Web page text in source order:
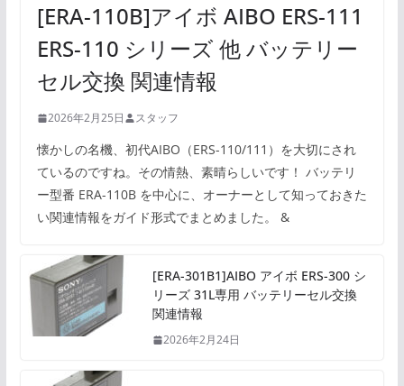
[ERA-110B]アイボ AIBO ERS-111
ERS-110 シリーズ 他 バッテリー
セル交換 関連情報
2026年2月25日 スタッフ
懐かしの名機、初代AIBO（ERS-110/111）を大切にされ
ているのですね。その情熱、素晴らしいです！ バッテリ
ー型番 ERA-110B を中心に、オーナーとして知っておきた
い関連情報をガイド形式でまとめました。 &
[ERA-301B1]AIBO アイボ ERS-300 シ
リーズ 31L専用 バッテリーセル交換
関連情報
2026年2月24日